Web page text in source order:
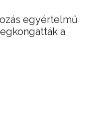
egyértelmű
a